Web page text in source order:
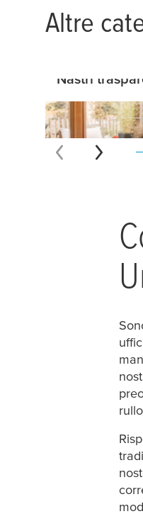
Altre
Nastri